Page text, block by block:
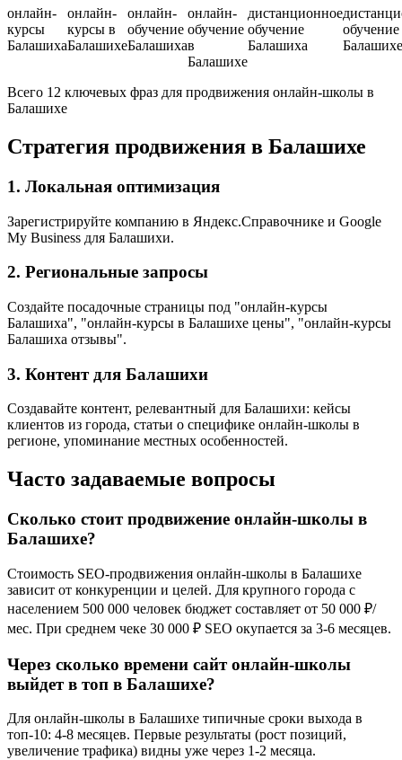
онлайн-
курсы
Балашиха
онлайн-
курсы в
Балашихе
онлайн-
обучение
Балашиха
онлайн-
обучение
в
Балашихе
дистанционное
обучение
Балашиха
обучение
Балашихе
Всего 12 ключевых фраз для продвижения онлайн-школы в
Балашихе
Стратегия продвижения в Балашихе
1. Локальная оптимизация
Зарегистрируйте компанию в Яндекс.Справочнике и Google
My Business для Балашихи.
2. Региональные запросы
Создайте посадочные страницы под "онлайн-курсы
Балашиха", "онлайн-курсы в Балашихе цены", "онлайн-курсы
Балашиха отзывы".
3. Контент для Балашихи
Создавайте контент, релевантный для Балашихи: кейсы
клиентов из города, статьи о специфике онлайн-школы в
регионе, упоминание местных особенностей.
Часто задаваемые вопросы
Сколько стоит продвижение онлайн-школы в
Балашихе?
Стоимость SEO-продвижения онлайн-школы в Балашихе
зависит от конкуренции и целей. Для крупного города с
населением 500 000 человек бюджет составляет от 50 000 ₽/
мес. При среднем чеке 30 000 ₽ SEO окупается за 3-6 месяцев.
Через сколько времени сайт онлайн-школы
выйдет в топ в Балашихе?
Для онлайн-школы в Балашихе типичные сроки выхода в
топ-10: 4-8 месяцев. Первые результаты (рост позиций,
увеличение трафика) видны уже через 1-2 месяца.